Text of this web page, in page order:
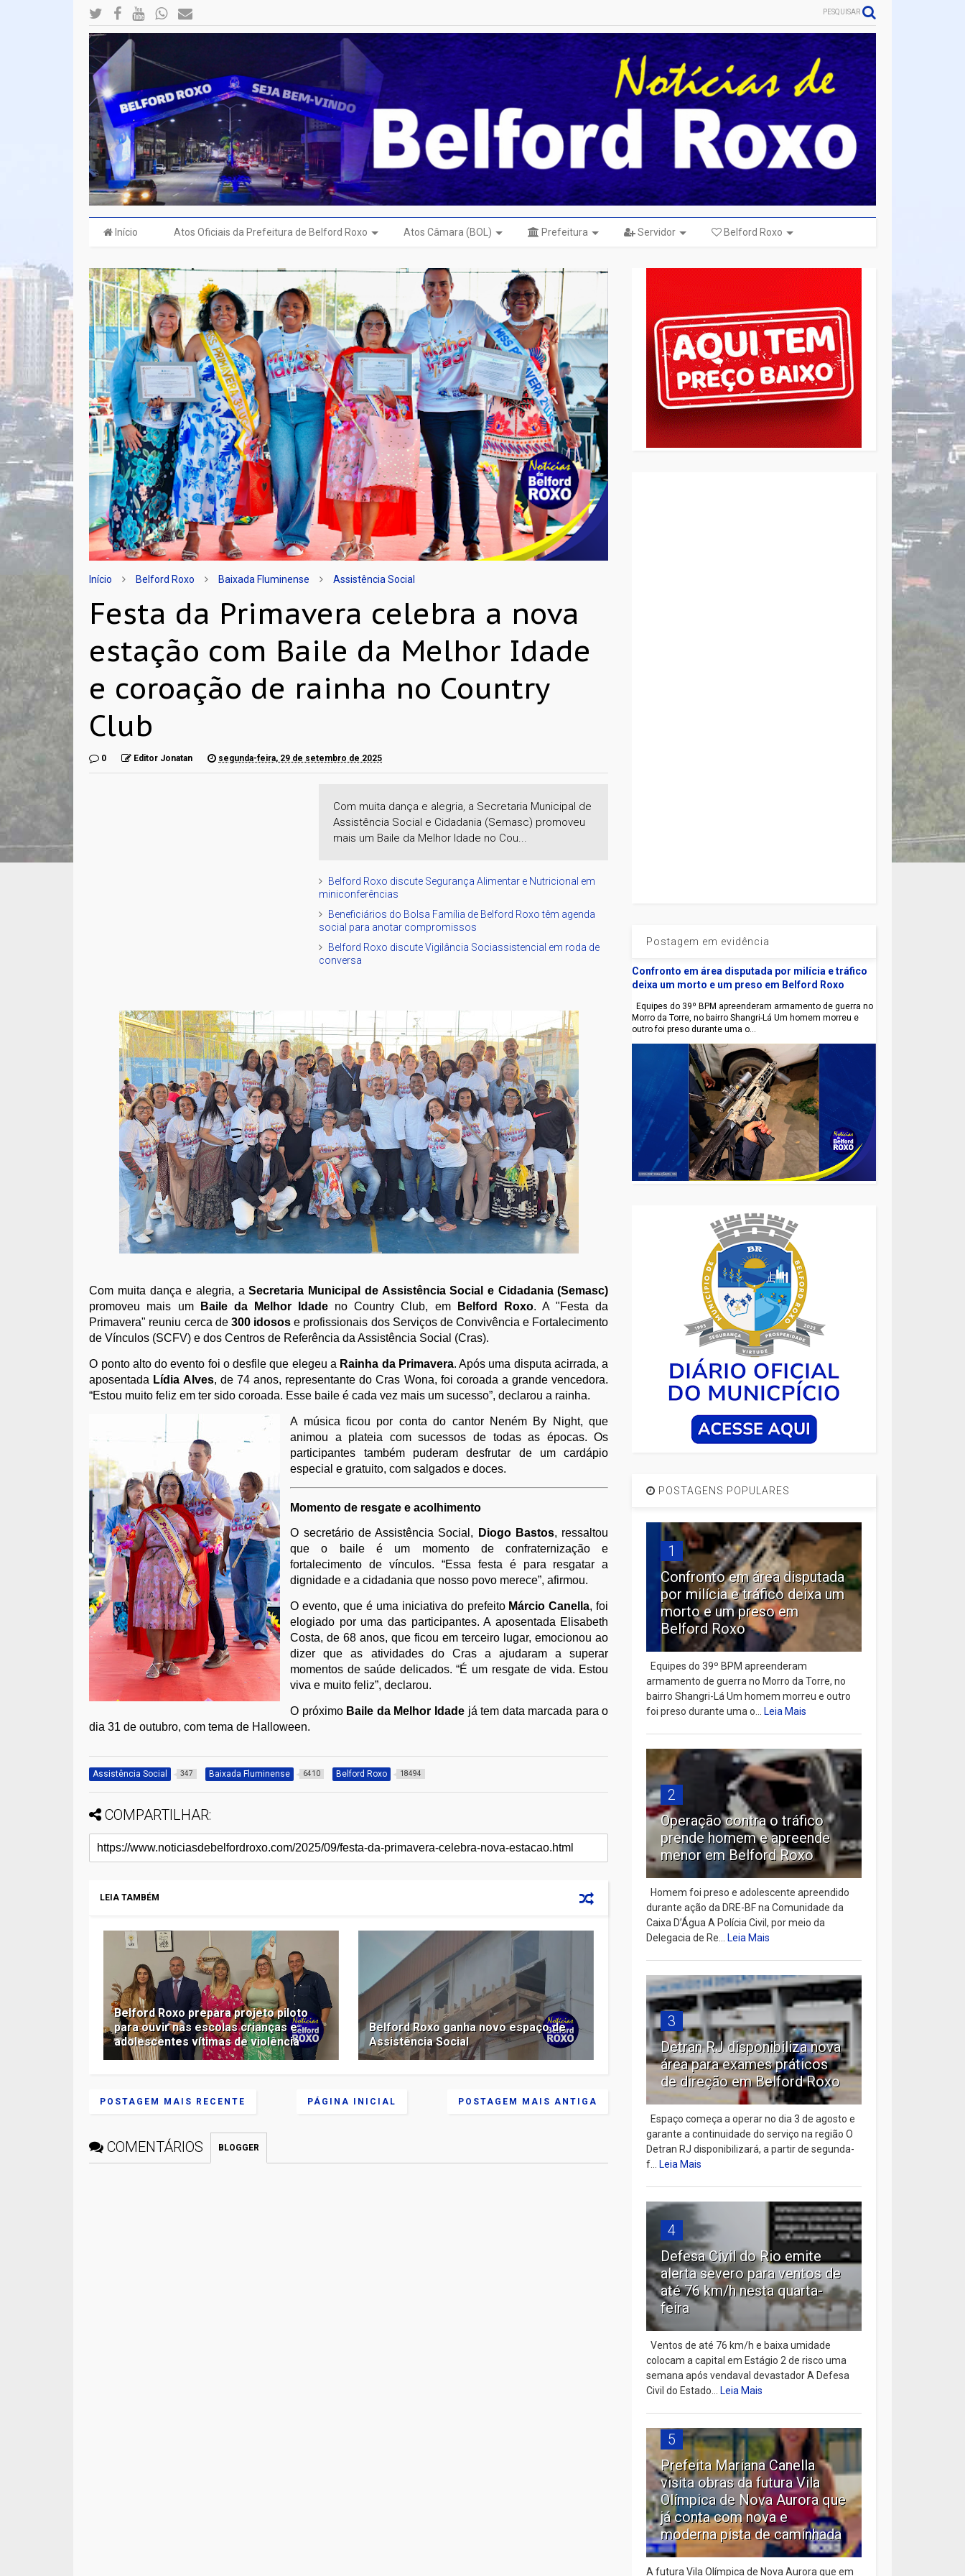
PESQUISAR
Início Atos Oficiais da Prefeitura de Belford Roxo Atos Câmara (BOL) Prefeitura Servidor Belford Roxo
Início Belford Roxo Baixada Fluminense Assistência Social
Festa da Primavera celebra a nova
estação com Baile da Melhor Idade
e coroação de rainha no Country
Club
0 Editor Jonatan segunda-feira, 29 de setembro de 2025
Com muita dança e alegria, a Secretaria Municipal de
Assistência Social e Cidadania (Semasc) promoveu
mais um Baile da Melhor Idade no Cou...
Belford Roxo discute Segurança Alimentar e Nutricional em
miniconferências
Beneficiários do Bolsa Família de Belford Roxo têm agenda
social para anotar compromissos
Belford Roxo discute Vigilância Sociassistencial em roda de
conversa
Com muita dança e alegria, aSecretaria Municipal de Assistência Social e Cidadania (Semasc)
promoveu mais um
Baile da Melhor Idade no Country Club, em Belford Roxo. A "Festa da
Primavera" reuniu cerca de 300 idosos e profissionais dos Serviços de Convivência e Fortalecimento
de Vínculos (SCFV) e dos Centros de Referência da Assistência Social (Cras).
O ponto alto do evento foi o desfile que elegeu a Rainha da Primavera. Após uma disputa acirrada, a
aposentada Lídia Alves, de 74 anos, representante do Cras Wona, foi coroada a grande vencedora.
“Estou muito feliz em ter sido coroada. Esse baile é cada vez mais um sucesso”, declarou a rainha.
A música ficou por conta do cantor Neném By Night, que
animou a plateia com sucessos de todas as épocas. Os
participantes também puderam desfrutar de um cardápio
especial e gratuito, com salgados e doces.
Momento de resgate e acolhimento
O secretário de Assistência Social, Diogo Bastos, ressaltou
que o baile é um momento de confraternização e
fortalecimento de vínculos. “Essa festa é para resgatar a
dignidade e a cidadania que nosso povo merece”, afirmou.
O evento, que é uma iniciativa do prefeito Márcio Canella, foi
elogiado por uma das participantes. A aposentada Elisabeth
Costa, de 68 anos, que ficou em terceiro lugar, emocionou ao
dizer que as atividades do Cras a ajudaram a superar
momentos de saúde delicados. “É um resgate de vida. Estou
viva e muito feliz”, declarou.
O próximo Baile da Melhor Idade já tem data marcada para o
dia 31 de outubro, com tema de Halloween.
Assistência Social 347 Baixada Fluminense 6410 Belford Roxo 18494
COMPARTILHAR:
LEIA TAMBÉM
Belford Roxo prepara projeto piloto
para ouvir nas escolas crianças e
adolescentes vítimas de violência
Belford Roxo ganha novo espaço de
Assistência Social
POSTAGEM MAIS RECENTE POSTAGEM MAIS ANTIGA
PÁGINA INICIAL
COMENTÁRIOS BLOGGER
Postagem em evidência
Confronto em área disputada por milícia e tráfico
deixa um morto e um preso em Belford Roxo
Equipes do 39º BPM apreenderam armamento de guerra no
Morro da Torre, no bairro Shangri-Lá Um homem morreu e
outro foi preso durante uma o...
POSTAGENS POPULARES
1
Confronto em área disputada
por milícia e tráfico deixa um
morto e um preso em
Belford Roxo
Equipes do 39º BPM apreenderam
armamento de guerra no Morro da Torre, no
bairro Shangri-Lá Um homem morreu e outro
foi preso durante uma o...Leia Mais
2
Operação contra o tráfico
prende homem e apreende
menor em Belford Roxo
Homem foi preso e adolescente apreendido
durante ação da DRE-BF na Comunidade da
Caixa D’Água A Polícia Civil, por meio da
Delegacia de Re...Leia Mais
3
Detran RJ disponibiliza nova
área para exames práticos
de direção em Belford Roxo
Espaço começa a operar no dia 3 de agosto e
garante a continuidade do serviço na região O
Detran RJ disponibilizará, a partir de segunda-
f...Leia Mais
4
Defesa Civil do Rio emite
alerta severo para ventos de
até 76 km/h nesta quarta-
feira
Ventos de até 76 km/h e baixa umidade
colocam a capital em Estágio 2 de risco uma
semana após vendaval devastador A Defesa
Civil do Estado...Leia Mais
5
Prefeita Mariana Canella
visita obras da futura Vila
Olímpica de Nova Aurora que
já conta com nova e
moderna pista de caminhada
A futura Vila Olímpica de Nova Aurora que em